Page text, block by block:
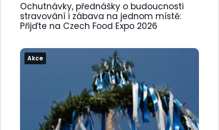
Ochutnávky, přednášky o budoucnosti
stravování i zábava na jednom místě:
Přijďte na Czech Food Expo 2026
Akce